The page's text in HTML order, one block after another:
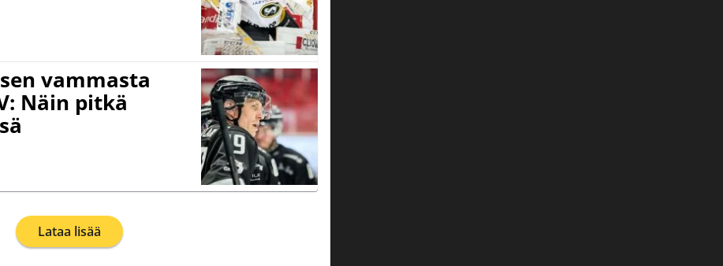
vammasta
Näin pitkä
Lataa lisää